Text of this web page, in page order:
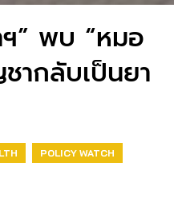
” พบ “หมอ
ากลับเป็นยา
POLICY WATCH